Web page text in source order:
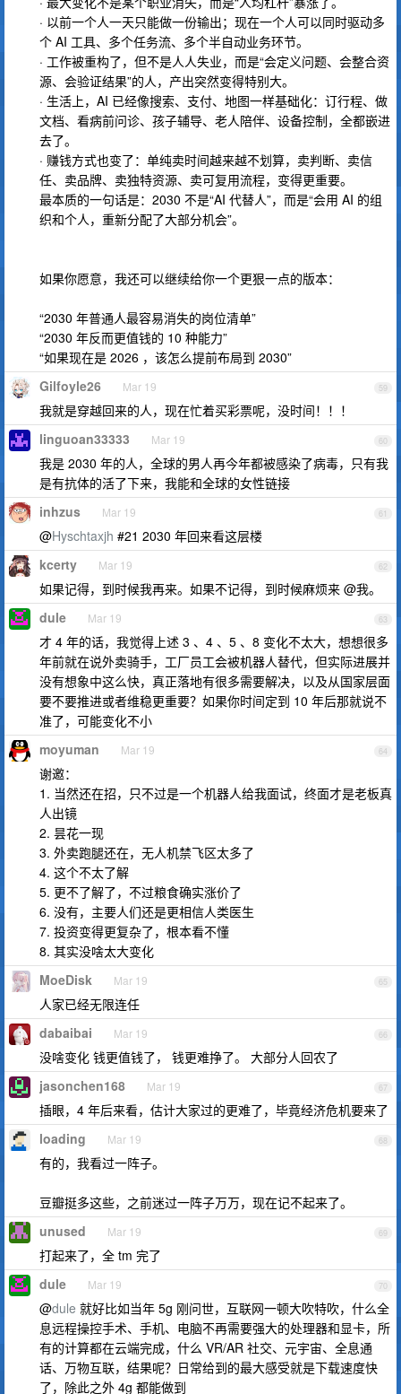
· 以前一个人一天只能做一份输出；现在一个人可以同时驱动多
个 AI 工具、多个任务流、多个半自动业务环节。
· 工作被重构了，但不是人人失业，而是“会定义问题、会整合资
源、会验证结果”的人，产出突然变得特别大。
· 生活上，AI 已经像搜索、支付、地图一样基础化：订行程、做
文档、看病前问诊、孩子辅导、老人陪伴、设备控制，全都嵌进
去了。
· 赚钱方式也变了：单纯卖时间越来越不划算，卖判断、卖信
任、卖品牌、卖独特资源、卖可复用流程，变得更重要。
最本质的一句话是：2030 不是“AI 代替人”，而是“会用 AI 的组
织和个人，重新分配了大部分机会”。
如果你愿意，我还可以继续给你一个更狠一点的版本：
“2030 年普通人最容易消失的岗位清单”
“2030 年反而更值钱的 10 种能力”
“如果现在是 2026 ，该怎么提前布局到 2030”
59
Gilfoyle26 Mar 19
我就是穿越回来的人，现在忙着买彩票呢，没时间！！！
60
linguoan33333 Mar 19
我是 2030 年的人，全球的男人再今年都被感染了病毒，只有我
是有抗体的活了下来，我能和全球的女性链接
61
inhzus Mar 19
@Hyschtaxjh #21 2030 年回来看这层楼
62
kcerty Mar 19
如果记得，到时候我再来。如果不记得，到时候麻烦来 @我。
63
dule Mar 19
才 4 年的话，我觉得上述 3 、4 、5 、8 变化不太大，想想很多
年前就在说外卖骑手，工厂员工会被机器人替代，但实际进展并
没有想象中这么快，真正落地有很多需要解决，以及从国家层面
要不要推进或者维稳更重要？如果你时间定到 10 年后那就说不
准了，可能变化不小
64
moyuman Mar 19
谢邀：
1. 当然还在招，只不过是一个机器人给我面试，终面才是老板真
人出镜
2. 昙花一现
3. 外卖跑腿还在，无人机禁飞区太多了
4. 这个不太了解
5. 更不了解了，不过粮食确实涨价了
6. 没有，主要人们还是更相信人类医生
7. 投资变得更复杂了，根本看不懂
8. 其实没啥太大变化
65
MoeDisk Mar 19
人家已经无限连任
66
dabaibai Mar 19
没啥变化 钱更值钱了， 钱更难挣了。 大部分人回农了
67
jasonchen168 Mar 19
插眼，4 年后来看，估计大家过的更难了，毕竟经济危机要来了
68
loading Mar 19
有的，我看过一阵子。
豆瓣挺多这些，之前迷过一阵子万万，现在记不起来了。
69
unused Mar 19
打起来了，全 tm 完了
70
dule Mar 19
@dule 就好比如当年 5g 刚问世，互联网一顿大吹特吹，什么全
息远程操控手术、手机、电脑不再需要强大的处理器和显卡，所
有的计算都在云端完成，什么 VR/AR 社交、元宇宙、全息通
话、万物互联，结果呢？日常给到的最大感受就是下载速度快
了，除此之外 4g 都能做到